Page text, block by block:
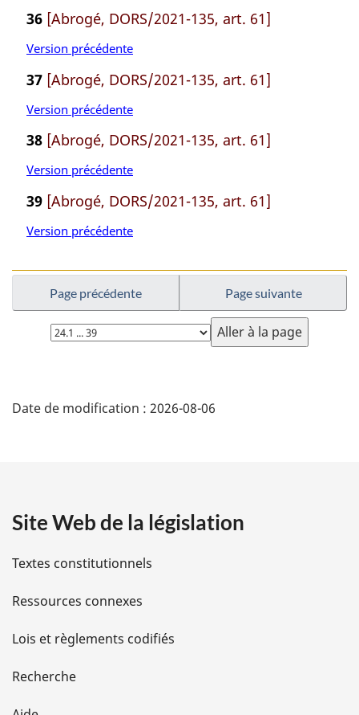
36 [Abrogé, DORS/2021-135, art. 61]
Version précédente
37 [Abrogé, DORS/2021-135, art. 61]
Version précédente
38 [Abrogé, DORS/2021-135, art. 61]
Version précédente
39 [Abrogé, DORS/2021-135, art. 61]
Version précédente
Page précédente Page suivante
Choisissez
la
é
i
l
s
d
e
l
Date de modification : 2026-08-06
Site Web de la législation
Textes constitutionnels
Ressources connexes
Lois et règlements codifiés
Recherche